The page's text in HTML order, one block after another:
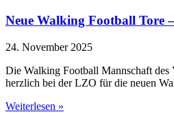
Neue Walking Football Tore
24. November 2025
Die Walking Football Mannschaft des
herzlich bei der LZO für die neuen
Weiterlesen »